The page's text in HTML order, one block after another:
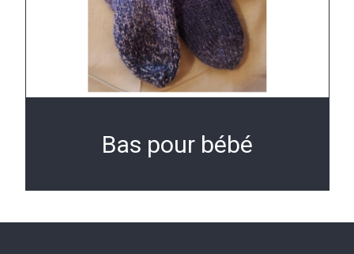
Bas pour bébé